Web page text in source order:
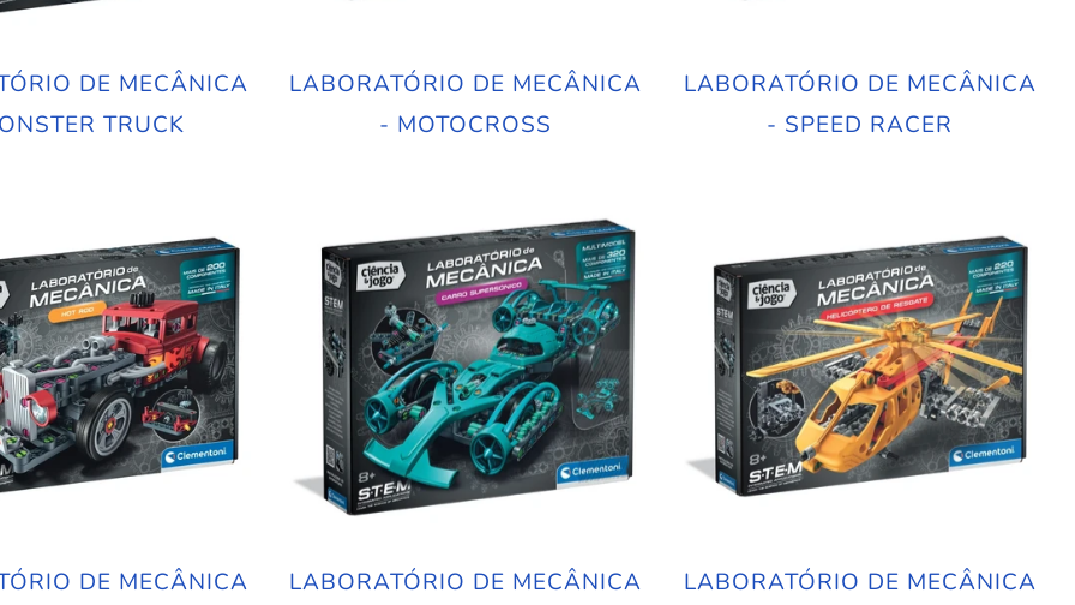
DE MECÂNICA
TRUCK
LABORATÓRIO DE MECÂNICA
- MOTOCROSS
LABORATÓRIO DE MECÂNICA
- SPEED RACER
DE MECÂNICA
LABORATÓRIO DE MECÂNICA
LABORATÓRIO DE MECÂNICA